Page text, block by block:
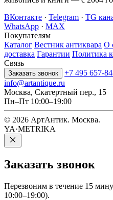
ВКонтакте · Telegram · TG
WhatsApp · MAX
Покупателям
Каталог Вестник антиквара О
доставка Гарантии Политика
Связь
Заказать звонок +7 495 657-
info@artantique.ru
Москва, Скатертный пер., 15
Пн–Пт 10:00–19:00
© 2026 АртАнтик. Москва.
YA·METRIKA
Заказать звонок
Перезвоним в течение 15
10:00–19:00).